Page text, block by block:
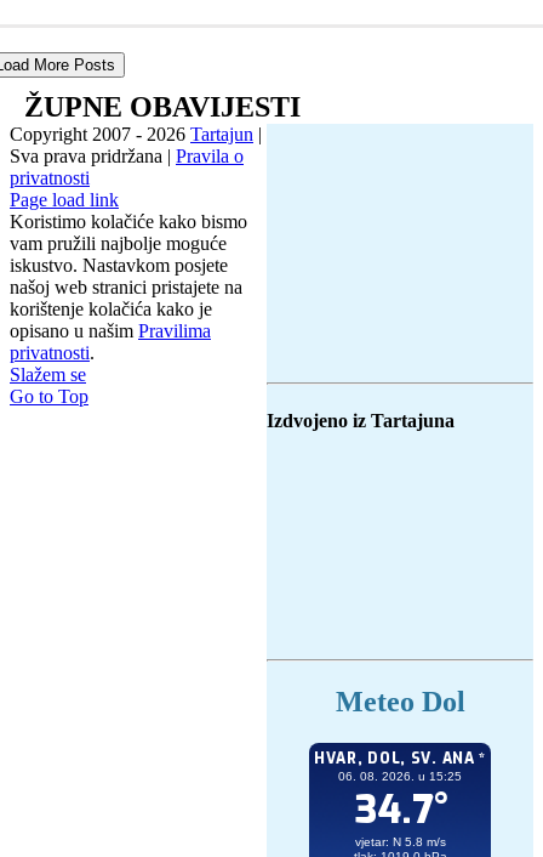
More Posts
ŽUPNE OBAVIJESTI
Izdvojeno iz Tartajuna
Meteo Dol
Copyright 2007 - 2026 Tartajun |
Sva prava pridržana | Pravila o
privatnosti
Page load link
Koristimo kolačiće kako bismo
vam pružili najbolje moguće
iskustvo. Nastavkom posjete
našoj web stranici pristajete na
korištenje kolačića kako je
opisano u našim Pravilima
privatnosti.
Slažem se
Go to Top